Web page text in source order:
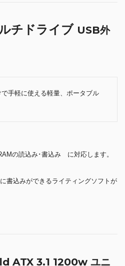
チドライブ USB外
手軽に使える軽量、ポータブル
の読込み･書込み に対応します。
書込みができるライティングソフトが
ATX 3.1 1200w ユニ